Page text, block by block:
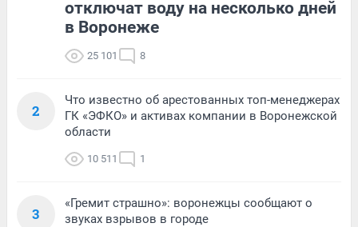
отключат воду на несколько дней
в Воронеже
25 101 8
2
Что известно об арестованных топ-менеджерах
ГК «ЭФКО» и активах компании в Воронежской
области
10 511 1
3
«Гремит страшно»: воронежцы сообщают о
звуках взрывов в городе